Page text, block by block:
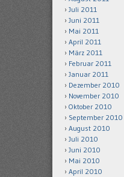
Juli 2011
Juni 2011
Mai 2011
April 2011
März 2011
Februar 2011
Januar 2011
Dezember 2010
November 2010
Oktober 2010
September 2010
August 2010
Juli 2010
Juni 2010
Mai 2010
April 2010